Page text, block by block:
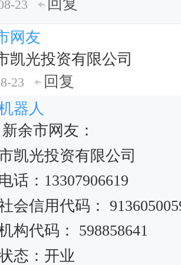
23
回复
网友
凯光投资有限公司
23
回复
器人
余市网友：
凯光投资有限公司
话：13307906619
会信用代码：
构代码： 598858641
态：开业